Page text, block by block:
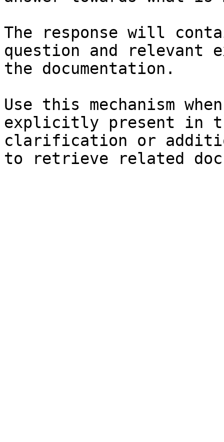
The response will
question and relevant
the documentation.
Use this mechanism
explicitly present in
clarification or